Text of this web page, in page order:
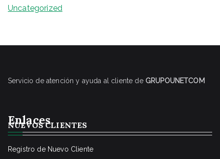
Uncategorized
Servicio de atención y ayuda al cliente de GRUPOUNETCOM
Enlaces
NUEVOS CLIENTES
Registro de Nuevo Cliente